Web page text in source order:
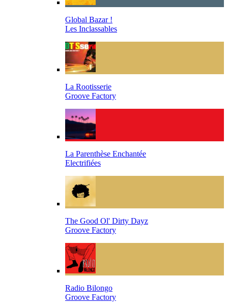
Global Bazar !
Les Inclassables
La Rootisserie
Groove Factory
La Parenthèse Enchantée
Electrifiées
The Good Ol' Dirty Dayz
Groove Factory
Radio Bilongo
Groove Factory